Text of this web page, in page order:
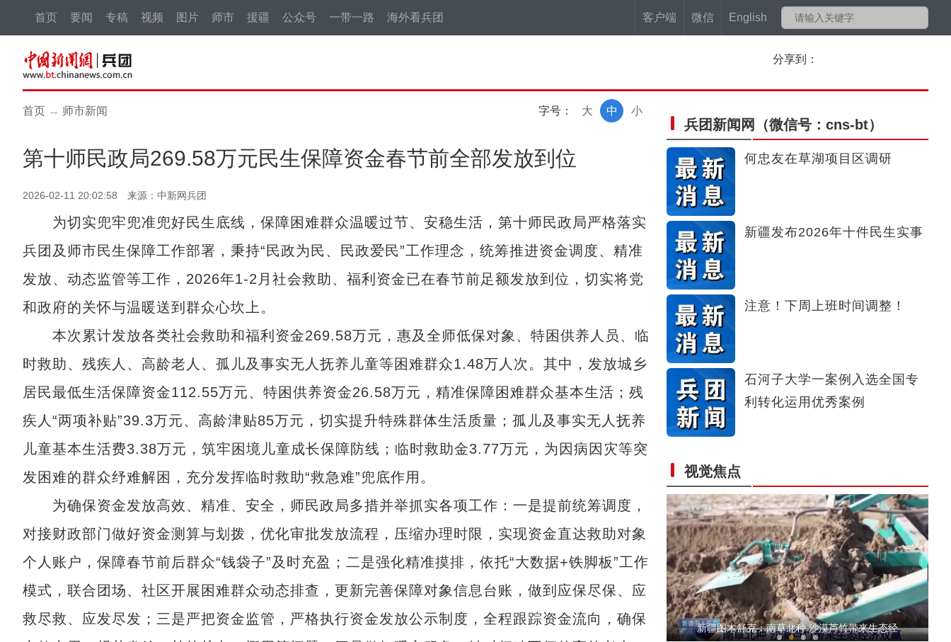
客户端 微信 English
首页 要闻 专稿 视频 图片 师市 援疆 公众号 一带一路 海外看兵团
分享到：
首页 → 师市新闻 字号： 小
中
大
第十师民政局269.58万元民生保障资金春节前全部发放到位
2026-02-11 20:02:58 来源：中新网兵团
为切实兜牢兜准兜好民生底线，保障困难群众温暖过节、安稳生活，第十师民政局严格落实
兵团及师市民生保障工作部署，秉持“民政为民、民政爱民”工作理念，统筹推进资金调度、精准
发放、动态监管等工作，2026年1-2月社会救助、福利资金已在春节前足额发放到位，切实将党
和政府的关怀与温暖送到群众心坎上。
本次累计发放各类社会救助和福利资金269.58万元，惠及全师低保对象、特困供养人员、临
时救助、残疾人、高龄老人、孤儿及事实无人抚养儿童等困难群众1.48万人次。其中，发放城乡
居民最低生活保障资金112.55万元、特困供养资金26.58万元，精准保障困难群众基本生活；残
疾人“两项补贴”39.3万元、高龄津贴85万元，切实提升特殊群体生活质量；孤儿及事实无人抚养
儿童基本生活费3.38万元，筑牢困境儿童成长保障防线；临时救助金3.77万元，为因病因灾等突
发困难的群众纾难解困，充分发挥临时救助“救急难”兜底作用。
为确保资金发放高效、精准、安全，师民政局多措并举抓实各项工作：一是提前统筹调度，
对接财政部门做好资金测算与划拨，优化审批发放流程，压缩办理时限，实现资金直达救助对象
个人账户，保障春节前后群众“钱袋子”及时充盈；二是强化精准摸排，依托“大数据+铁脚板”工作
模式，联合团场、社区开展困难群众动态排查，更新完善保障对象信息台账，做到应保尽保、应
救尽救、应发尽发；三是严把资金监管，严格执行资金发放公示制度，全程跟踪资金流向，确保
兵团新闻网 （微信号：cns-bt）
何忠友在草湖项目区调研
新疆发布2026年十件民生实事
注意！下周上班时间调整！
石河子大学一案例入选全国专
利转化运用优秀案例
视觉焦点
新疆图木舒克：南草北种 沙漠芦竹带来生态经